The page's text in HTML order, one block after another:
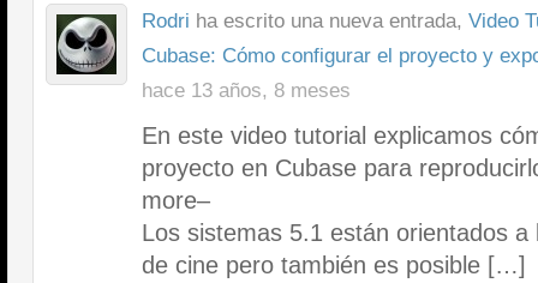
Rodri ha escrito una nueva entrada, Video
Cubase: Cómo configurar el proyecto y
hace 13 años, 8 meses
En este video tutorial explicamos
proyecto en Cubase para
more–
Los sistemas 5.1 están orientados a
de cine pero también es posible […]